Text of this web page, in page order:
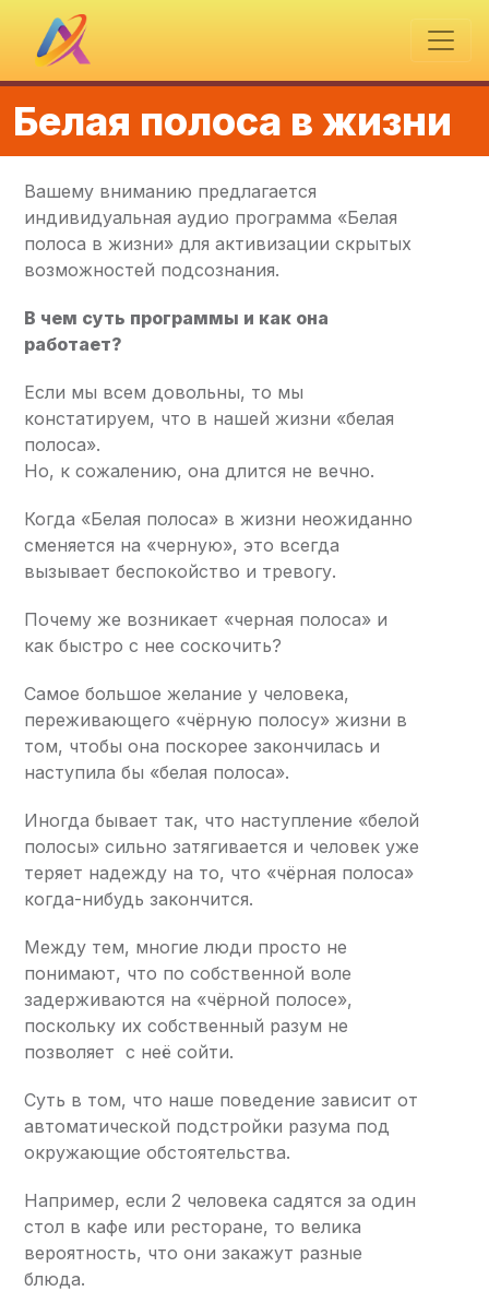
Белая полоса в жизни
Вашему вниманию предлагается
индивидуальная аудио программа «Белая
полоса в жизни» для активизации скрытых
возможностей подсознания.
В чем суть программы и как она
работает?
Если мы всем довольны, то мы
констатируем, что в нашей жизни «белая
полоса».
Но, к сожалению, она длится не вечно.
Когда «Белая полоса» в жизни неожиданно
сменяется на «черную», это всегда
вызывает беспокойство и тревогу.
Почему же возникает «черная полоса» и
как быстро с нее соскочить?
Самое большое желание у человека,
переживающего «чёрную полосу» жизни в
том, чтобы она поскорее закончилась и
наступила бы «белая полоса».
Иногда бывает так, что наступление «белой
полосы» сильно затягивается и человек уже
теряет надежду на то, что «чёрная полоса»
когда-нибудь закончится.
Между тем, многие люди просто не
понимают, что по собственной воле
задерживаются на «чёрной полосе»,
поскольку их собственный разум не
позволяет с неё сойти.
Суть в том, что наше поведение зависит от
автоматической подстройки разума под
окружающие обстоятельства.
Например, если 2 человека садятся за один
стол в кафе или ресторане, то велика
вероятность, что они закажут разные
блюда.